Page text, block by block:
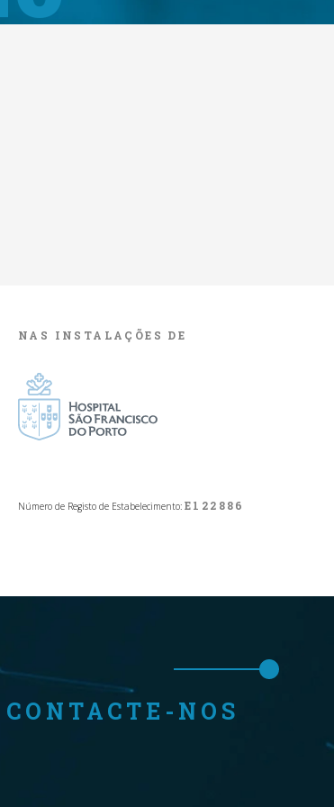
NAS INSTALAÇÕES DE
Número de Registo de Estabelecimento: E122886
CONTACTE-NOS